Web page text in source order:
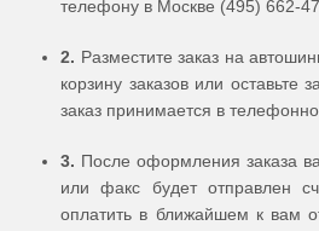
телефону в Москве (495) 662-
2. Разместите заказ на
корзину заказов или оставьте
заказ принимается в
3. После оформления заказа
или факс будет отправлен
оплатить в ближайшем к вам